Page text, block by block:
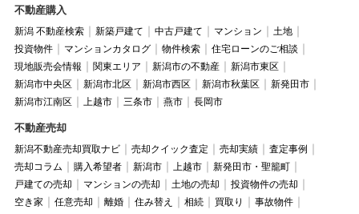
不動産購入
新潟 不動産検索 新築戸建て 中古戸建て マンション
土地
投資物件
マンションカタログ 物件検索
住宅ローンのご相談
現地販売会情報
関東エリア 新潟市の不動産
新潟市東区
新潟市中央区
新潟市北区 新潟市西区 新潟市秋葉区
新発田市
新潟市江南区
上越市 三条市 燕市 長岡市
不動産売却
新潟不動産売却買取ナビ 売却クイック査定 売却実績
査定事例
売却コラム
購入希望者 新潟市 上越市
新発田市・聖籠町
戸建ての売却
マンションの売却 土地の売却
投資物件の売却
空き家
任意売却 離婚 住み替え 相続 買取り
事故物件